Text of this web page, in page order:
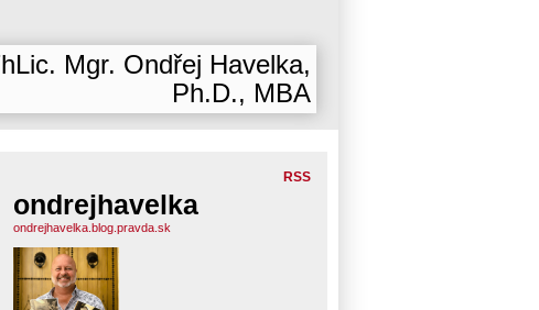
Mgr. Ondřej Havelka,
Ph.D., MBA
RSS
ondrejhavelka
ondrejhavelka.blog.pravda.sk